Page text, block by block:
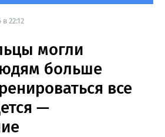
22:12
могли
больше
все
—